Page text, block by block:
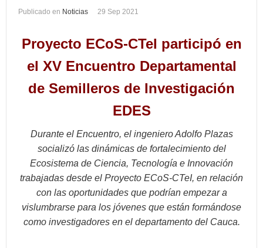
Publicado en Noticias 29 Sep 2021
Proyecto ECoS-CTeI participó en
el XV Encuentro Departamental
de Semilleros de Investigación
EDES
Durante el Encuentro, el ingeniero Adolfo Plazas
socializó las dinámicas de fortalecimiento del
Ecosistema de Ciencia, Tecnología e Innovación
trabajadas desde el Proyecto ECoS-CTeI, en relación
con las oportunidades que podrían empezar a
vislumbrarse para los jóvenes que están formándose
como investigadores en el departamento del Cauca.